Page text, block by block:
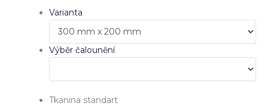
Varianta
Výběr čalounění
Tkanina standart